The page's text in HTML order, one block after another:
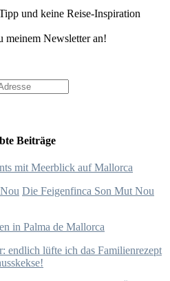
und keine Reise-Inspiration
meinem Newsletter an!
Beiträge
mit Meerblick auf Mallorca
Die Feigenfinca Son Mut Nou
in Palma de Mallorca
endlich lüfte ich das Familienrezept